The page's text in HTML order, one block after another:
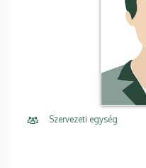
Szervezeti egység